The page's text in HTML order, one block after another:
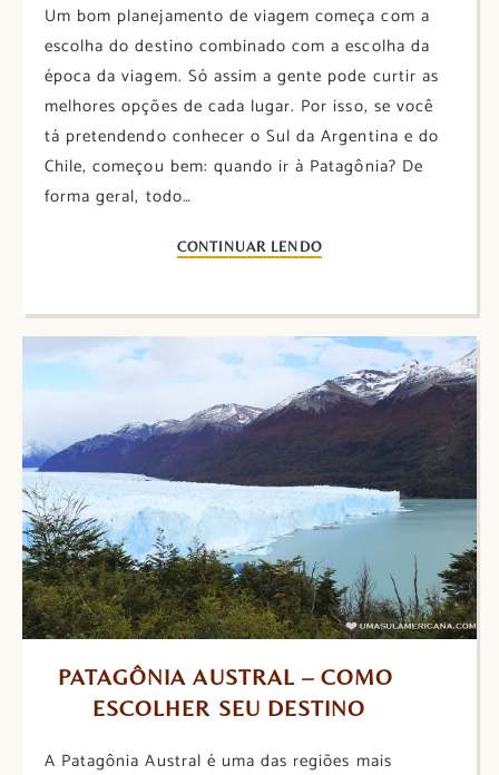
Um bom planejamento de viagem começa com a
escolha do destino combinado com a escolha da
época da viagem. Só assim a gente pode curtir as
melhores opções de cada lugar. Por isso, se você
tá pretendendo conhecer o Sul da Argentina e do
Chile, começou bem: quando ir à Patagônia? De
forma geral, todo…
CONTINUAR LENDO
PATAGÔNIA AUSTRAL – COMO
ESCOLHER SEU DESTINO
A Patagônia Austral é uma das regiões mais